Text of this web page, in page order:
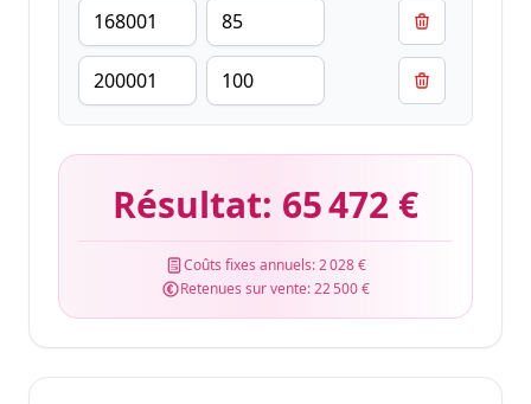
Résultat: 65 472 €
Coûts fixes annuels:2 028 €
Retenues sur vente:22 500 €